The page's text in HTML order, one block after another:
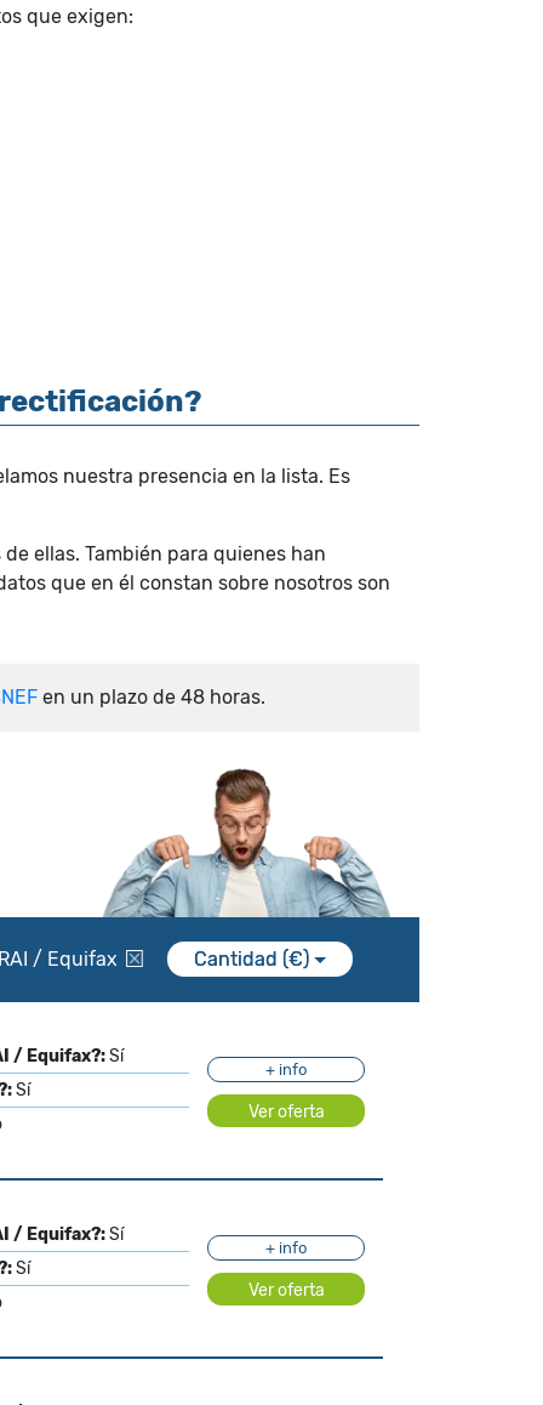
que exigen:
rectificación?
nuestra presencia en la lista. Es
ellas. También para quienes han
que en él constan sobre nosotros son
en un plazo de 48 horas.
/ Equifax Cantidad (€)
/ Equifax?:Sí
Sí
+ info
Ver oferta
/ Equifax?:Sí
Sí
+ info
Ver oferta